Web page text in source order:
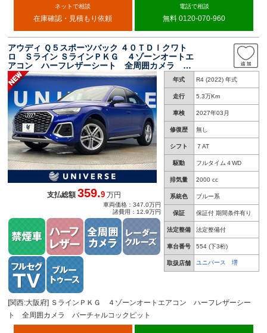
ネットで相談
在庫確認・見積もり依頼
電話で相談
無料 0120-070-960
アウディ Ｑ５スポーツバック ４０ＴＤＩクワト
ロ Ｓライン ＳラインＰＫＧ ４ゾーンオートエ
アコン ハーフレザーシート 全周囲カメラ バ
ーチャルコックピットプラス マトリクスＬＥＤ
ヘッドライト 純正１９インチＡＷ ダイナミッ
クインジケーター 禁煙車
年式 R4 (2022) 年式
走行 5.3万Km
車検 2027年03月
修復歴 無し
シフト ７AT
駆動 フルタイム４WD
排気量 2000 cc
系統色 ブルー系
保証 保証付 期間条件有り
法定整備 法定整備付
車台番号 554 (下3桁)
取扱店舗 ユニバース 堺
支払総額359.9 万円
車両価格：347.0万円
諸費用：12.9万円
[関西:大阪府] ＳラインＰＫＧ ４ゾーンオートエアコン ハーフレザーシー
ト 全周囲カメラ バーチャルコックピット